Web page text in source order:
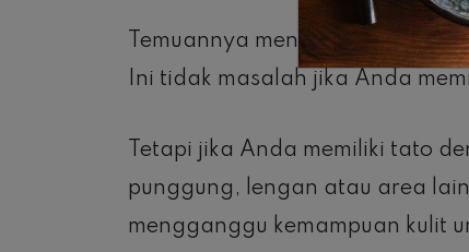
Temuannya menunjukkan
Ini tidak masalah jika Anda
Tetapi jika Anda memiliki tato
punggung, lengan atau area
mengganggu kemampuan kulit